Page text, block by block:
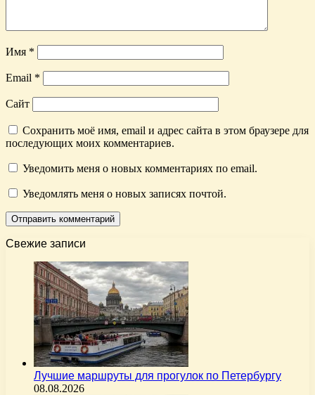
Имя *
Email *
Сайт
Сохранить моё имя, email и адрес сайта в этом браузере для
последующих моих комментариев.
Уведомить меня о новых комментариях по email.
Уведомлять меня о новых записях почтой.
Свежие записи
Лучшие маршруты для прогулок по Петербургу
08.08.2026